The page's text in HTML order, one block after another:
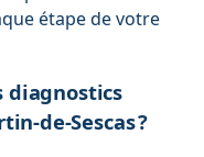
étape de votre
diagnostics
de-Sescas ?